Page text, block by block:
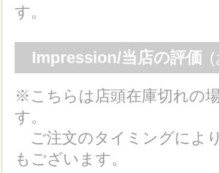
す。
Impression/当店の評価
※こちらは店頭在庫切れの
す。
ご注文のタイミングによ
もございます。